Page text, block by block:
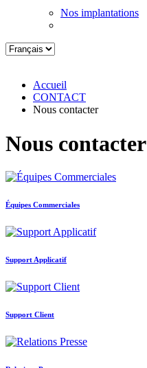
Nos implantations
Accueil
CONTACT
Nous contacter
Nous contacter
Équipes Commerciales
Support Applicatif
Support Client